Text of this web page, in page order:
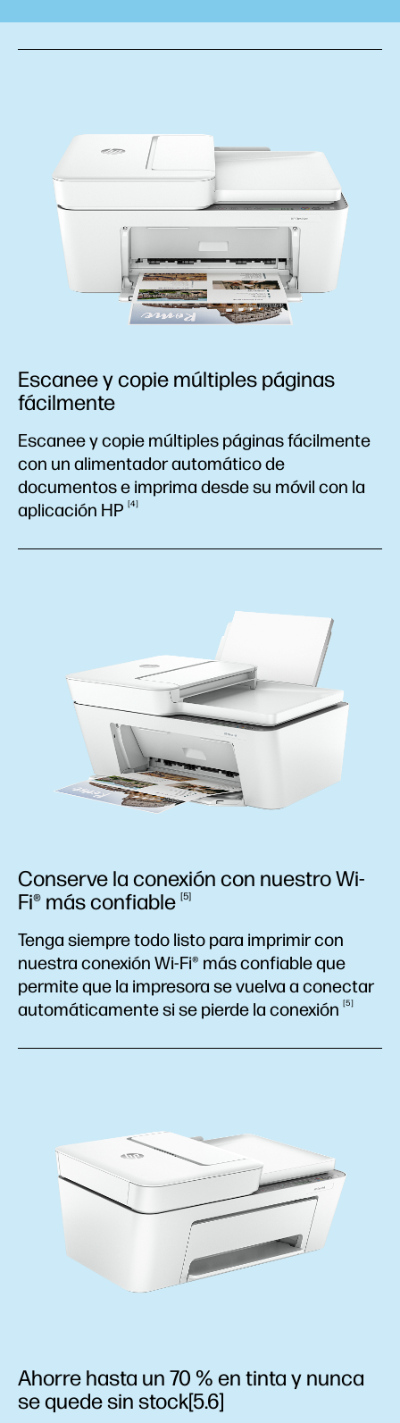
Escanee y copie múltiples páginas
fácilmente
Escanee y copie múltiples páginas fácilmente
con un alimentador automático de
documentos e imprima desde su móvil con la
aplicación HP 4
Conserve la conexión con nuestro Wi-
Fi® másconfiable 5
Tenga siempre todo listo para imprimir con
nuestra conexión Wi-Fi® más confiable que
permite que la impresora se vuelva a conectar
automáticamente si se pierde la conexión 5
Ahorre hasta un 70 % en tinta y nunca
se quede sin stock[5.6]